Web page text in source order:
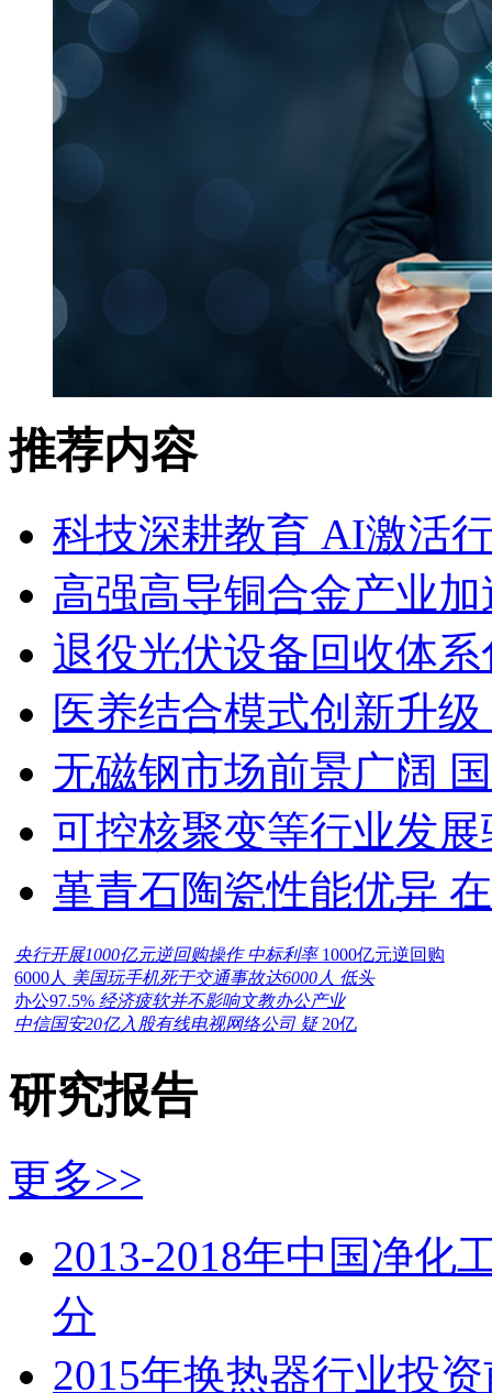
推荐内容
科技深耕教育 AI激活
高强高导铜合金产业
退役光伏设备回收体
医养结合模式创新升
无磁钢市场前景广阔
可控核聚变等行业发
堇青石陶瓷性能优异
央行开展1000亿元逆回购操作 中标利率 1000亿元逆回购
6000人 美国玩手机死于交通事故达6000人 低头
办公97.5% 经济疲软并不影响文教办公产业
中信国安20亿入股有线电视网络公司 疑 20亿
研究报告
更多>>
2013-2018年中国净化
分
2015年换热器行业投